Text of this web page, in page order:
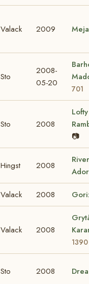
Valack 2009
Sto
2008-
05-20
701
Sto 2008
📷
Hingst 2008
Valack 2008
Valack 2008
1390
Sto 2008